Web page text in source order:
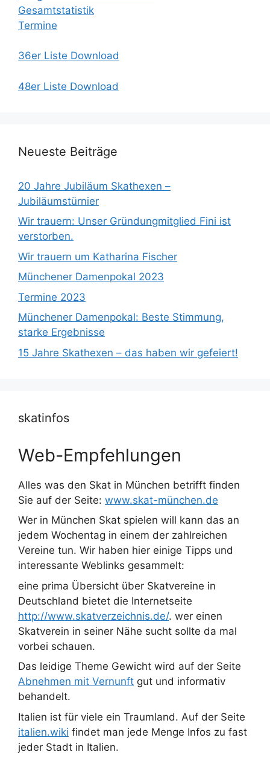
Gesamtstatistik
Termine
36er Liste Download
48er Liste Download
Neueste Beiträge
20 Jahre Jubiläum Skathexen –
Jubiläumstürnier
Wir trauern: Unser Gründungmitglied Fini ist
verstorben.
Wir trauern um Katharina Fischer
Münchener Damenpokal 2023
Termine 2023
Münchener Damenpokal: Beste Stimmung,
starke Ergebnisse
15 Jahre Skathexen – das haben wir gefeiert!
skatinfos
Web-Empfehlungen
Alles was den Skat in München betrifft finden
Sie auf der Seite: www.skat-münchen.de
Wer in München Skat spielen will kann das an
jedem Wochentag in einem der zahlreichen
Vereine tun. Wir haben hier einige Tipps und
interessante Weblinks gesammelt:
eine prima Übersicht über Skatvereine in
Deutschland bietet die Internetseite
http://www.skatverzeichnis.de/. wer einen
Skatverein in seiner Nähe sucht sollte da mal
vorbei schauen.
Das leidige Theme Gewicht wird auf der Seite
Abnehmen mit Vernunft gut und informativ
behandelt.
Italien ist für viele ein Traumland. Auf der Seite
italien.wiki findet man jede Menge Infos zu fast
jeder Stadt in Italien.